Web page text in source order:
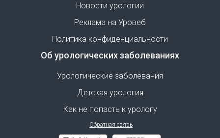
Новости урологии
Реклама на Уровеб
Политика конфиденциальности
Об урологических заболеваниях
Урологические заболевания
Детская урология
Как не попасть к урологу
Обратная связь